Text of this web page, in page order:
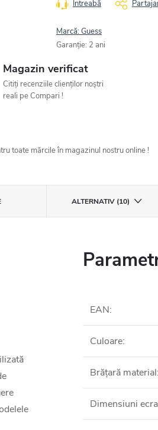
Întreabă
Marcă:Guess
Garanţie: 2 ani
Magazin verificat
Citiți recenziile clienților noștri
reali pe Compari !
toate mărcile în magazinul nostru online !
ALTERNATIV (10)
EAN:
Culoare:
Brățară material:
Dimensiuni